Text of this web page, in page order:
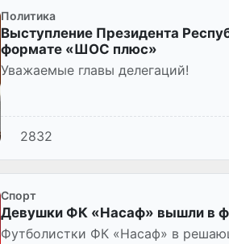
Политика
Выступление Президента
формате «ШОС плюс»
Уважаемые главы делегаций!
2832
Спорт
Девушки ФК «Насаф» вышли в
Футболистки ФК «Насаф» в